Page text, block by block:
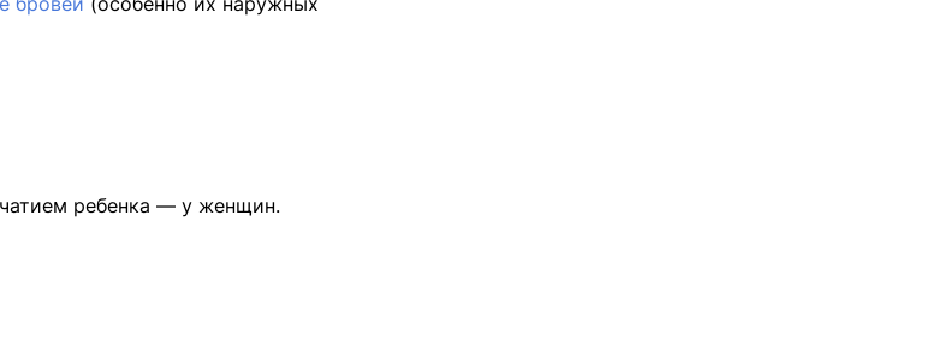
ребенка — у женщин.